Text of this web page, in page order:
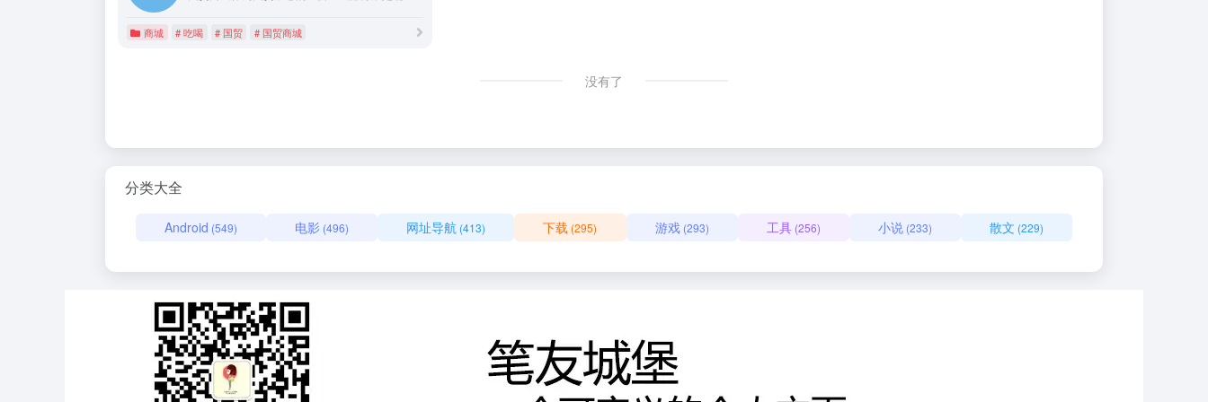
商城 # 吃喝 # 国贸 # 国贸商城
没有了
分类大全
Android (549) 电影 (496) 网址导航 (413) 下载 (295) 游戏(293) 工具(256) 小说(233) 散文 (229)